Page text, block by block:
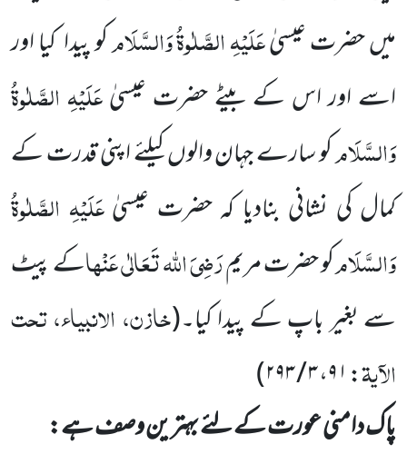
میںحضرت عیسیٰعَلَیْہِالصَّلٰوۃُ وَالسَّلَامکو پیدا کیا اور
اسے اور اس کے بیٹے حضرتعیسیٰعَلَیْہِ الصَّلٰوۃُ
وَالسَّلَامکو سارے جہان والوںکیلئے اپنی قدرت کے
کمال کی نشانی بنادیا کہ حضرت عیسیٰعَلَیْہِ الصَّلٰوۃُ
وَالسَّلَامکو حضرت مریمرَضِیَاللہتَعَالٰیعَنْہاکے پیٹ
سے بغیر باپ کے پیدا کیا۔(خازن، الانبیاء، تحت
الآیۃ: ۹۱، ۳ / ۲۹۳
)
پاک دامنی عورت کے لئے بہترین وصف ہے: